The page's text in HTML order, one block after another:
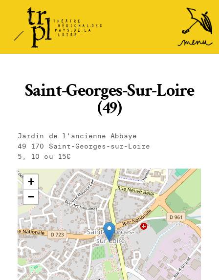
TRPL -
Théâtre
Régional
de la
Loire
Accéder
au
menu
Saint-Georges-Sur-Loire
(49)
Jardin de l'ancienne Abbaye
49 170 Saint-Georges-sur-Loire
5, 10 ou 15€